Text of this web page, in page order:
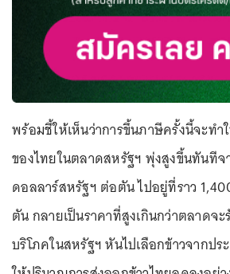
พร้อมชี้ให้เห็นว่าการขึ้นภาษีครั้งนี้จะทำ
ของไทยในตลาดสหรัฐฯ พุ่งสูงขึ้นทันที
ดอลลาร์สหรัฐฯ ต่อตัน ไปอยู่ที่ราว
ตัน กลายเป็นราคาที่สูงเกินกว่าตลาดจ
บริโภคในสหรัฐฯ หันไปเลือกข้าวจากป